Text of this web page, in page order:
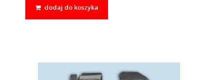
dodaj do koszyka